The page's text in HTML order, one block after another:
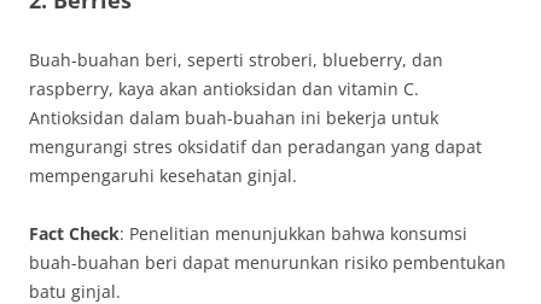
Buah-buahan beri, seperti stroberi, blueberry, dan
raspberry, kaya akan antioksidan dan vitamin C.
Antioksidan dalam buah-buahan ini bekerja untuk
mengurangi stres oksidatif dan peradangan yang dapat
mempengaruhi kesehatan ginjal.
Fact Check: Penelitian menunjukkan bahwa konsumsi
buah-buahan beri dapat menurunkan risiko pembentukan
batu ginjal.